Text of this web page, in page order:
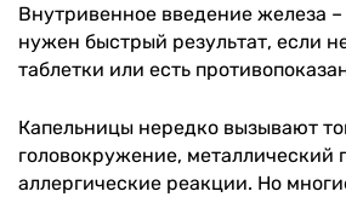
Внутривенное введение железа
нужен быстрый результат, если
таблетки или есть
Капельницы нередко вызывают
головокружение, металлический
аллергические реакции. Но